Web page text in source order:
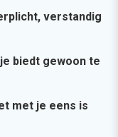
verstandig
biedt gewoon te
met je eens is